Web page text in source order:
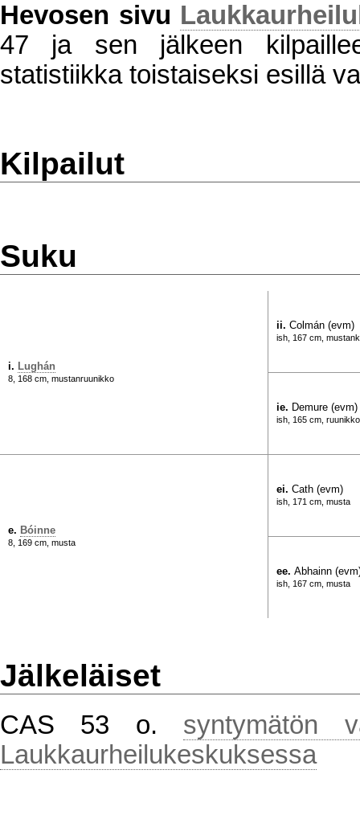
Hevosen sivu
47 ja sen jälkeen
statistiikka toistaiseksi esillä
Kilpailut
Suku
i. Lughán
8, 168 cm, mustanruunikko
ii. Colmán (evm)
ish, 167 cm,
ie. Demure (evm)
ish, 165 cm, ruunikko
e. Bóinne
8, 169 cm, musta
ei. Cath (evm)
ish, 171 cm, musta
ee. Abhainn
ish, 167 cm, musta
Jälkeläiset
CAS 53 o. syntymätön
Laukkaurheilukeskuksessa